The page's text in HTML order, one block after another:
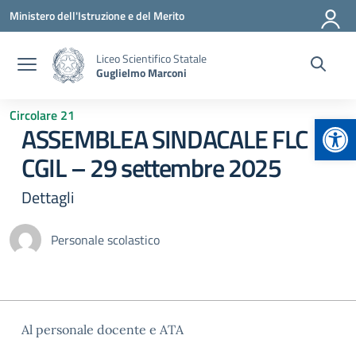
Vai ai contenuti
Vai al menu di navigazione
Vai al footer
Ministero dell'Istruzione e del Merito
Liceo Scientifico Statale
Guglielmo Marconi
Circolare 21
ASSEMBLEA SINDACALE FLC
CGIL – 29 settembre 2025
Dettagli
Personale scolastico
Al personale docente e ATA